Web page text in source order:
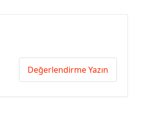
Değerlendirme Yazın